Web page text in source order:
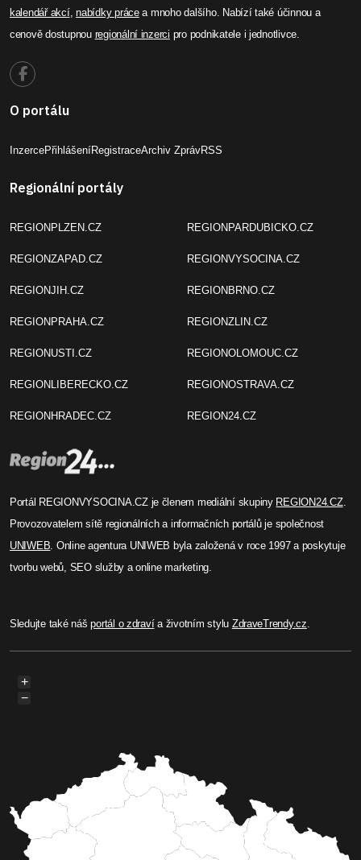
kalendář akcí,nabídky prácea mnoho dalšího. Nabízí také účinnou a
cenově dostupnou regionální inzerci pro podnikatele i jednotlivce.
O portálu
InzercePřihlášeníRegistraceArchiv ZprávRSS
Regionální portály
REGIONPLZEN.CZ
REGIONZAPAD.CZ
REGIONJIH.CZ
REGIONPRAHA.CZ
REGIONUSTI.CZ
REGIONLIBERECKO.CZ
REGIONHRADEC.CZ
REGIONPARDUBICKO.CZ
REGIONVYSOCINA.CZ
REGIONBRNO.CZ
REGIONZLIN.CZ
REGIONOLOMOUC.CZ
REGIONOSTRAVA.CZ
REGION24.CZ
Portál REGIONVYSOCINA.CZ je členem mediální skupiny REGION24.CZ.
Provozovatelem sítě regionálních a informačních portálů je společnost
UNIWEB. Online agentura UNIWEB byla založená v roce 1997 a poskytuje
tvorbu webů, SEO služby a online marketing.
Sledujte také nášportál o zdravía životním stylu ZdraveTrendy.cz.
+
−